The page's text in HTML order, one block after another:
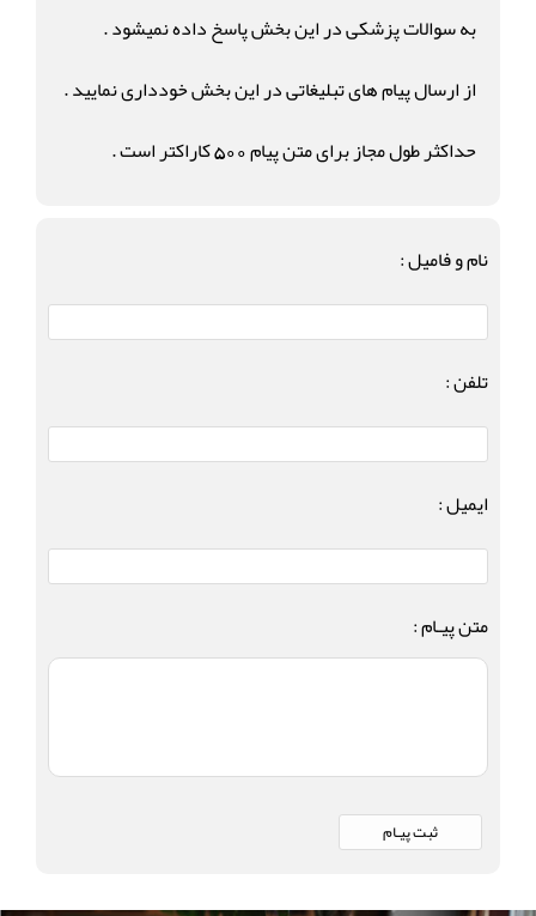
به سوالات پزشکی در این بخش پاسخ داده نمیشود .
از ارسال پیام های تبلیغاتی در این بخش خودداری نمایید .
حداکثر طول مجاز برای متن پیام 500 کاراکتر است .
نام و فامیل :
تلفن :
ایمیل :
متن پیـام :